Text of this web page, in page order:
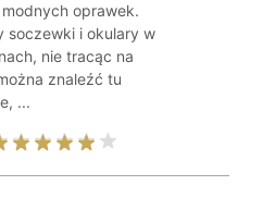
oprawek.
soczewki i okulary w
nie tracąc na
znaleźć tu
...